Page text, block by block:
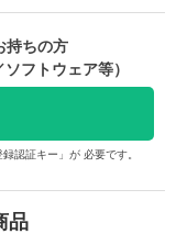
持ちの方
フトウェア等）
認証キー」が 必要です。
品